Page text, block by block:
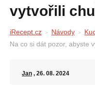
vytvořili
iRecept.cz Návody
Na co si dát pozor, abyste
Jan , 26. 08. 2024